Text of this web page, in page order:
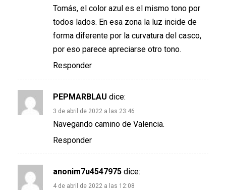
Tomás, el color azul es el mismo tono por
todos lados. En esa zona la luz incide de
forma diferente por la curvatura del casco,
por eso parece apreciarse otro tono.
Responder
PEPMARBLAU dice:
3 de abril de 2022 a las 23:46
Navegando camino de Valencia.
Responder
anonim7u4547975 dice:
4 de abril de 2022 a las 12:08